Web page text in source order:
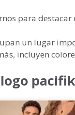
para
un lugar
incluyen